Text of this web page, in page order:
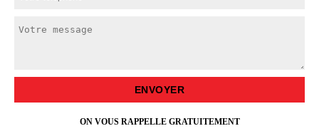
ON VOUS RAPPELLE GRATUITEMENT